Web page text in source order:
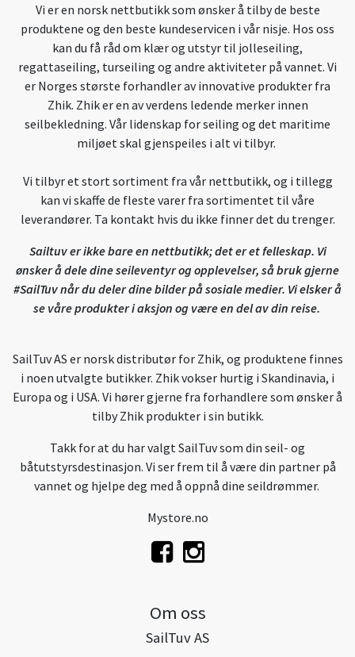
Vi er en norsk nettbutikk som ønsker å tilby de beste
produktene og den beste kundeservicen i vår nisje. Hos oss
kan du få råd om klær og utstyr til jolleseiling,
regattaseiling, turseiling og andre aktiviteter på vannet. Vi
er Norges største forhandler av innovative produkter fra
Zhik. Zhik er en av verdens ledende merker innen
seilbekledning. Vår lidenskap for seiling og det maritime
miljøet skal gjenspeiles i alt vi tilbyr.
Vi tilbyr et stort sortiment fra vår nettbutikk, og i tillegg
kan vi skaffe de fleste varer fra sortimentet til våre
leverandører. Ta kontakt hvis du ikke finner det du trenger.
Sailtuv er ikke bare en nettbutikk; det er et felleskap. Vi
ønsker å dele dine seileventyr og opplevelser, så bruk gjerne
#SailTuv når du deler dine bilder på sosiale medier. Vi elsker å
se våre produkter i aksjon og være en del av din reise.
SailTuv AS er norsk distributør for Zhik, og produktene finnes
i noen utvalgte butikker. Zhik vokser hurtig i Skandinavia, i
Europa og i USA. Vi hører gjerne fra forhandlere som ønsker å
tilby Zhik produkter i sin butikk.
Takk for at du har valgt SailTuv som din seil- og
båtutstyrsdestinasjon. Vi ser frem til å være din partner på
vannet og hjelpe deg med å oppnå dine seildrømmer.
Mystore.no
Om oss
SailTuv AS